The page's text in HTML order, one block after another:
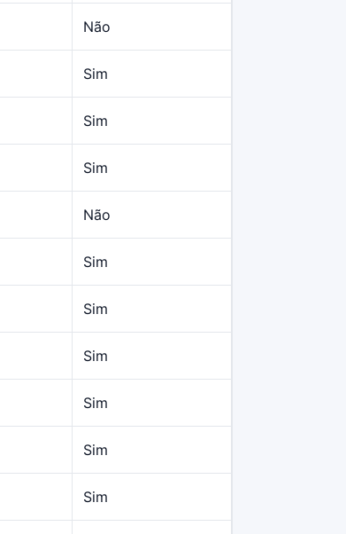
Não
Sim
Sim
Sim
Não
Sim
Sim
Sim
Sim
Sim
Sim